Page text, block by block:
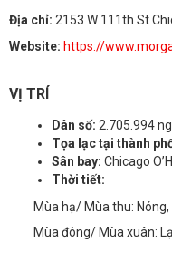
Địa chỉ: 2153 W 111th St
Website: https://
VỊ TRÍ
Dân số: 2.705.994
Tọa lạc tại thành
Sân bay: Chicago
Thời tiết:
Mùa hạ/ Mùa thu: Nóng,
Mùa đông/ Mùa xuân: